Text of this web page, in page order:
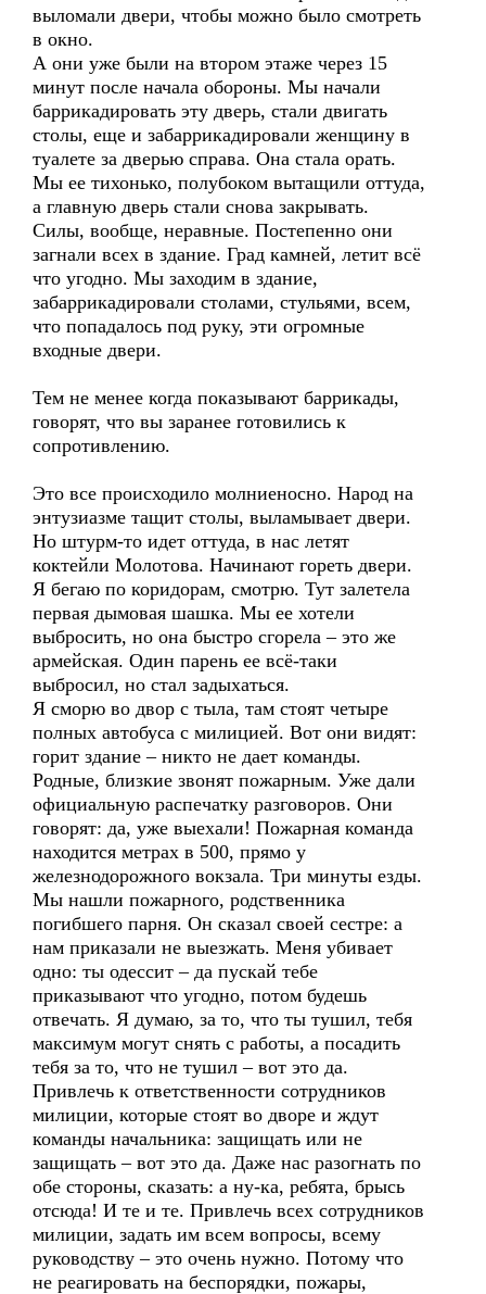
выломали двери, чтобы можно было смотреть
в окно.
А они уже были на втором этаже через 15
минут после начала обороны. Мы начали
баррикадировать эту дверь, стали двигать
столы, еще и забаррикадировали женщину в
туалете за дверью справа. Она стала орать.
Мы ее тихонько, полубоком вытащили оттуда,
а главную дверь стали снова закрывать.
Силы, вообще, неравные. Постепенно они
загнали всех в здание. Град камней, летит всё
что угодно. Мы заходим в здание,
забаррикадировали столами, стульями, всем,
что попадалось под руку, эти огромные
входные двери.
Тем не менее когда показывают баррикады,
говорят, что вы заранее готовились к
сопротивлению.
Это все происходило молниеносно. Народ на
энтузиазме тащит столы, выламывает двери.
Но штурм-то идет оттуда, в нас летят
коктейли Молотова. Начинают гореть двери.
Я бегаю по коридорам, смотрю. Тут залетела
первая дымовая шашка. Мы ее хотели
выбросить, но она быстро сгорела – это же
армейская. Один парень ее всё-таки
выбросил, но стал задыхаться.
Я сморю во двор с тыла, там стоят четыре
полных автобуса с милицией. Вот они видят:
горит здание – никто не дает команды.
Родные, близкие звонят пожарным. Уже дали
официальную распечатку разговоров. Они
говорят: да, уже выехали! Пожарная команда
находится метрах в 500, прямо у
железнодорожного вокзала. Три минуты езды.
Мы нашли пожарного, родственника
погибшего парня. Он сказал своей сестре: а
нам приказали не выезжать. Меня убивает
одно: ты одессит – да пускай тебе
приказывают что угодно, потом будешь
отвечать. Я думаю, за то, что ты тушил, тебя
максимум могут снять с работы, а посадить
тебя за то, что не тушил – вот это да.
Привлечь к ответственности сотрудников
милиции, которые стоят во дворе и ждут
команды начальника: защищать или не
защищать – вот это да. Даже нас разогнать по
обе стороны, сказать: а ну-ка, ребята, брысь
отсюда! И те и те. Привлечь всех сотрудников
милиции, задать им всем вопросы, всему
руководству – это очень нужно. Потому что
не реагировать на беспорядки, пожары,